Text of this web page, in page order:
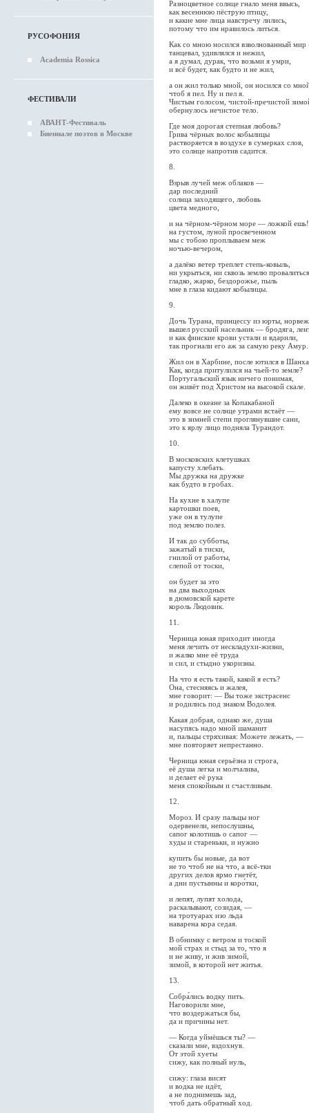
РУСОФОНИЯ
Academia Rossica
ФЕСТИВАЛИ
АВАНТ-Фестиваль
Биеннале поэтов в Москве
Разноцветное солнце гнало меня ввысь,
как весеннюю пёструю птицу,
и какие мне лица навстречу лились,
потому что им нравилось литься.
Как со мною носился взволнованный
танцевал, удивлялся и нежил,
а я думал, дурак, что возьми я умри,
и всё будет, как будто и не жил,
а он жил только мной, он носился со
чтоб я пел. Ну и пел я.
Чистым голосом, чистой-пречистой
обернулось нечистое тело.
Где моя дорогая степная любовь?
Грива чёрных волос кобылицы
растворяется в воздухе в сумерках слов,
это солнце напротив садится.
8.
Взрыв лучей меж облаков —
дар последний
солнца заходящего, любовь
цвета медного,
и на чёрном-чёрном море — ложкой
на густом, луной просвеченном
мы с тобою проплываем меж
ночью-вечером,
а далёко ветер треплет степь-ковыль,
ни укрыться, ни сквозь землю провалиться
гладко, жарко, бездорожье, пыль
мне в глаза кидают кобылицы.
9.
Дочь Турана, принцессу из юрты,
вышел русский насельник — бродяга,
и как финские крови устали и вдарили,
так прогнали его аж за самую реку Амур.
Жил он в Харбине, после ютился в
Как, когда притулился на чьей-то земле?
Португальский язык ничего понимая,
он живёт под Христом на высокой скале.
Далеко в океане за Копакабаной
ему вовсе не солнце утрами встаёт —
это в зимней степи проглянувшие сани,
это к ярлу лицо подняла Турандот.
10.
В московских клетушках
капусту хлебать.
Мы дружка на дружке
как будто в гробах.
На кухне в халупе
картошки поев,
уже он в тулупе
под землю полез.
И так до субботы,
зажатый в тиски,
гнилой от работы,
слепой от тоски,
он будет за это
на два выходных
в дюмовской карете
король Людови́к.
11.
Черница юная приходит иногда
меня лечить от нескладухи-жизни,
и жалко мне её труда
и сил, и стыдно укоризны.
На что я есть такой, какой я есть?
Она, стесняясь и жалея,
мне говорит: — Вы тоже экстрасенс
и родились под знаком Водолея.
Какая добрая, однако же, душа
насупясь надо мной шаманит
и, пальцы стряхивая: Можете лежать, —
мне повторяет непрестанно.
Черница юная серьёзна и строга,
её душа легка и молчалива,
и делает её рука
меня спокойным и счастливым.
12.
Мороз. И сразу пальцы ног
одервенели, непослушны,
сапог колотишь о сапог —
худы и стареньки, и нужно
купить бы новые, да вот
не то чтоб не на что, а всё-тки
других делов ярмо гнетёт,
а дни пустынны и коро́тки,
и лепят, лупят холода,
раскалывают, созидая, —
на тротуарах изо льда
наварена кора седая.
В обнимку с ветром и тоской
мой страх и стыд за то, что я
и не живу, и жив зимой,
зимой, в которой нет житья.
13.
Собра́лись водку пить.
Наговорили мне,
что воздержаться бы,
да и причины нет.
— Когда уймёшься ты? —
сказали мне, вздохнув.
От этой хуеты
сижу, как полный нуль,
сижу: глаза висят
и водка не идёт,
а не поднимешь зад,
чтоб дать обратный ход.